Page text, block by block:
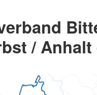
/ Anhalt